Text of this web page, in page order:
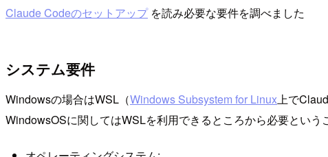
Claude Codeのセットアップを読み必要な要件を調べました
システム要件
Windowsの場合はWSL（Windows Subsystem for Linux上で
WindowsOSに関してはWSLを利用できるところから必要という